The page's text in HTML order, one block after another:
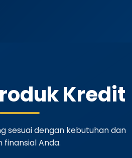
Kredit
sesuai dengan kebutuhan dan
finansial Anda.